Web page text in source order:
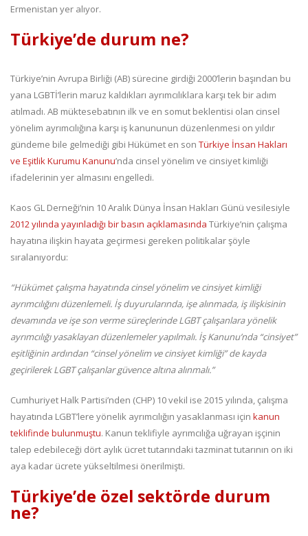
Ermenistan yer alıyor.
Türkiye’de durum ne?
Türkiye’nin Avrupa Birliği (AB) sürecine girdiği 2000’lerin başından bu
yana LGBTİ’lerin maruz kaldıkları ayrımcılıklara karşı tek bir adım
atılmadı. AB müktesebatının ilk ve en somut beklentisi olan cinsel
yönelim ayrımcılığına karşı iş kanununun düzenlenmesi on yıldır
gündeme bile gelmediği gibi Hükümet en son Türkiye İnsan Hakları
ve Eşitlik Kurumu Kanunu’nda cinsel yönelim ve cinsiyet kimliği
ifadelerinin yer almasını engelledi.
Kaos GL Derneği’nin 10 Aralık Dünya İnsan Hakları Günü vesilesiyle
2012 yılında yayınladığı bir basın açıklamasında Türkiye’nin çalışma
hayatına ilişkin hayata geçirmesi gereken politikalar şöyle
sıralanıyordu:
“Hükümet çalışma hayatında cinsel yönelim ve cinsiyet kimliği
ayrımcılığını düzenlemeli. İş duyurularında, işe alınmada, iş ilişkisinin
devamında ve işe son verme süreçlerinde LGBT çalışanlara yönelik
ayrımcılığı yasaklayan düzenlemeler yapılmalı. İş Kanunu’nda “cinsiyet”
eşitliğinin ardından “cinsel yönelim ve cinsiyet kimliği” de kayda
geçirilerek LGBT çalışanlar güvence altına alınmalı.”
Cumhuriyet Halk Partisi’nden (CHP) 10 vekil ise 2015 yılında, çalışma
hayatında LGBT’lere yönelik ayrımcılığın yasaklanması için kanun
teklifinde bulunmuştu. Kanun teklifiyle ayrımcılığa uğrayan işçinin
talep edebileceği dört aylık ücret tutarındaki tazminat tutarının on iki
aya kadar ücrete yükseltilmesi önerilmişti.
Türkiye’de özel sektörde durum
ne?